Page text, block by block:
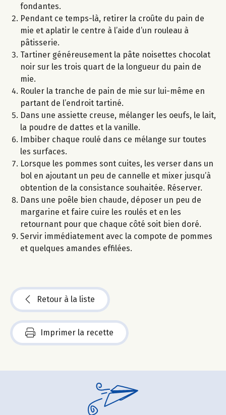
fondantes.
Pendant ce temps-là, retirer la croûte du pain de
mie et aplatir le centre à l’aide d’un rouleau à
pâtisserie.
Tartiner généreusement la pâte noisettes chocolat
noir sur les trois quart de la longueur du pain de
mie.
Rouler la tranche de pain de mie sur lui-même en
partant de l’endroit tartiné.
Dans une assiette creuse, mélanger les oeufs, le lait,
la poudre de dattes et la vanille.
Imbiber chaque roulé dans ce mélange sur toutes
les surfaces.
Lorsque les pommes sont cuites, les verser dans un
bol en ajoutant un peu de cannelle et mixer jusqu’à
obtention de la consistance souhaitée. Réserver.
Dans une poêle bien chaude, déposer un peu de
margarine et faire cuire les roulés et en les
retournant pour que chaque côté soit bien doré.
Servir immédiatement avec la compote de pommes
et quelques amandes effilées.
Retour à la liste
Imprimer la recette